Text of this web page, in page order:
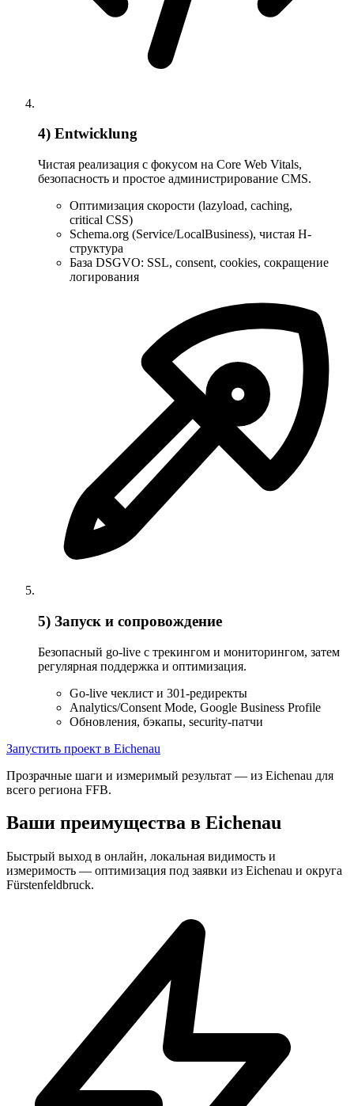
4) Entwicklung
Чистая реализация с фокусом на Core Web Vitals,
безопасность и простое администрирование CMS.
Оптимизация скорости (lazyload, caching,
critical CSS)
Schema.org (Service/LocalBusiness), чистая H-
структура
База DSGVO: SSL, consent, cookies, сокращение
логирования
5) Запуск и сопровождение
Безопасный go-live с трекингом и мониторингом, затем
регулярная поддержка и оптимизация.
Go-live чеклист и 301-редиректы
Analytics/Consent Mode, Google Business Profile
Обновления, бэкапы, security-патчи
Запустить проект в Eichenau
Прозрачные шаги и измеримый результат — из Eichenau для
всего региона FFB.
Ваши преимущества в Eichenau
Быстрый выход в онлайн, локальная видимость и
измеримость — оптимизация под заявки из Eichenau и округа
Fürstenfeldbruck.